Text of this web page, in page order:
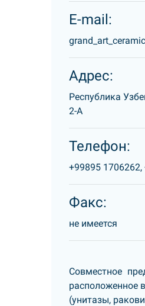
E-mail:
Адрес:
Республика
2-А
Телефон:
+99895 1706262,
Факс:
не имеется
Совместное
расположенное
(унитазы,